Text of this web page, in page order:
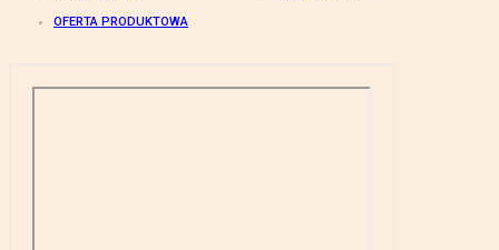
OFERTA PRODUKTOWA